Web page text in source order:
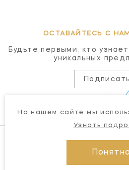
ОСТАВАЙТЕСЬ С
Будьте первыми, кто
уникальных
© 2026 Visual
На нашем сайте мы
Узнать
Понятно